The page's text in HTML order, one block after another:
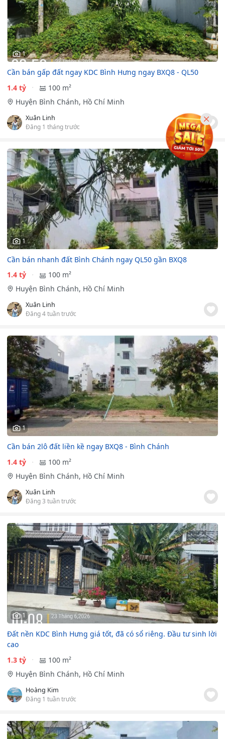
1
Cần bán gấp đất ngay KDC Bình Hưng ngay BXQ8 - QL50
1.4 tỷ
100 m²
Huyện Bình Chánh, Hồ Chí Minh
Xuân Linh
Đăng 1 tháng trước
1
Cần bán nhanh đất Bình Chánh ngay QL50 gần BXQ8
1.4 tỷ
100 m²
Huyện Bình Chánh, Hồ Chí Minh
Xuân Linh
Đăng 4 tuần trước
1
Cần bán 2lô đất liền kề ngay BXQ8 - Bình Chánh
1.4 tỷ
100 m²
Huyện Bình Chánh, Hồ Chí Minh
Xuân Linh
Đăng 3 tuần trước
1
Đất nền KDC Bình Hưng giá tốt, đã có sổ riêng. Đầu tư sinh lời
cao
1.3 tỷ
100 m²
Huyện Bình Chánh, Hồ Chí Minh
Hoàng Kim
Đăng 1 tuần trước